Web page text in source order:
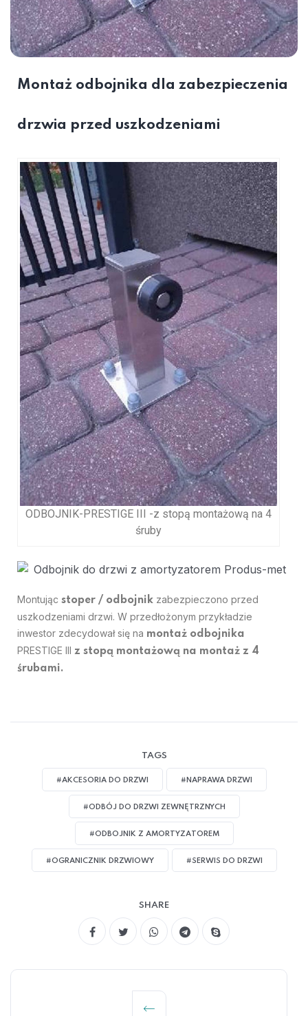
Montaż odbojnika dla zabezpieczenia
drzwia przed uszkodzeniami
ODBOJNIK-PRESTIGE III -z stopą montażową na 4
śruby
Montując stoper / odbojnik zabezpieczono przed
uszkodzeniami drzwi. W przedłożonym przykładzie
inwestor zdecydował się na montaż odbojnika
PRESTIGE III z stopą montażową na montaż z 4
śrubami.
TAGS
#AKCESORIA DO DRZWI #NAPRAWA DRZWI
#ODBÓJ DO DRZWI ZEWNĘTRZNYCH
#ODBOJNIK Z AMORTYZATOREM
#OGRANICZNIK DRZWIOWY #SERWIS DO DRZWI
SHARE